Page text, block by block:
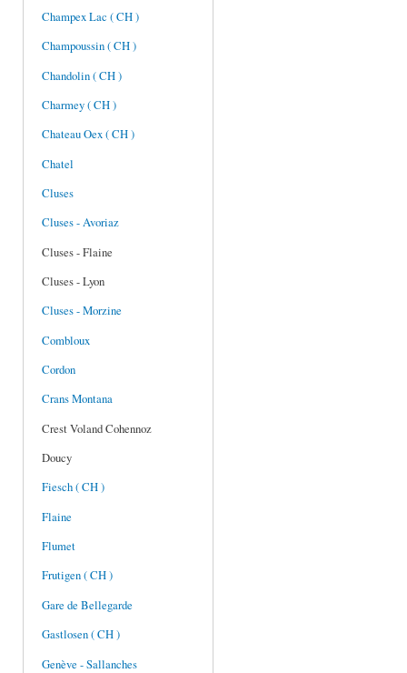
Champex Lac ( CH )
Champoussin ( CH )
Chandolin ( CH )
Charmey ( CH )
Chateau Oex ( CH )
Chatel
Cluses
Cluses - Avoriaz
Cluses - Flaine
Cluses - Lyon
Cluses - Morzine
Combloux
Cordon
Crans Montana
Crest Voland Cohennoz
Doucy
Fiesch ( CH )
Flaine
Flumet
Frutigen ( CH )
Gare de Bellegarde
Gastlosen ( CH )
Genève - Sallanches